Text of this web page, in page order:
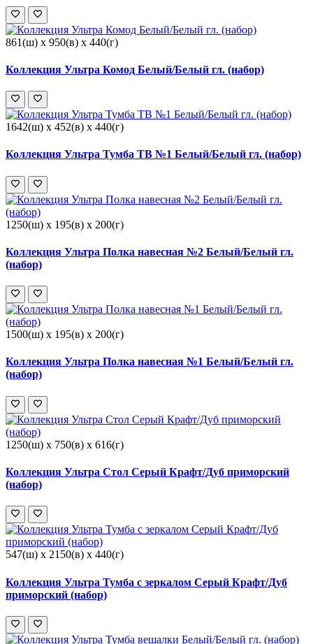
861(ш) x 950(в) x 440(г)
Коллекция Ультра Комод Белый/Белый гл. (набор)
1642(ш) x 452(в) x 440(г)
Коллекция Ультра Тумба ТВ №1 Белый/Белый гл. (набор)
1250(ш) x 195(в) x 200(г)
Коллекция Ультра Полка навесная №2 Белый/Белый гл.
(набор)
1500(ш) x 195(в) x 200(г)
Коллекция Ультра Полка навесная №1 Белый/Белый гл.
(набор)
1250(ш) x 750(в) x 616(г)
Коллекция Ультра Стол Серый Крафт/Дуб приморский
(набор)
547(ш) x 2150(в) x 440(г)
Коллекция Ультра Тумба с зеркалом Серый Крафт/Дуб
приморский (набор)